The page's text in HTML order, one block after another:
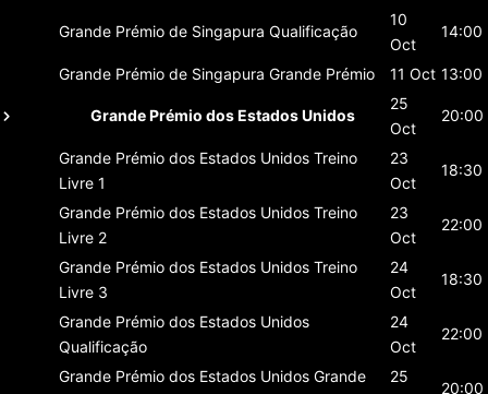
Grande Prémio de Singapura Qualificação
10
Oct
14:00
Grande Prémio de Singapura Grande Prémio 11 Oct 13:00
Grande Prémio dos Estados Unidos
25
Oct
20:00
Grande Prémio dos Estados Unidos Treino
Livre 1
23
Oct
18:30
Grande Prémio dos Estados Unidos Treino
Livre 2
23
Oct
22:00
Grande Prémio dos Estados Unidos Treino
Livre 3
24
Oct
18:30
Grande Prémio dos Estados Unidos
Qualificação
24
Oct
22:00
Grande Prémio dos Estados Unidos Grande
25
20:00